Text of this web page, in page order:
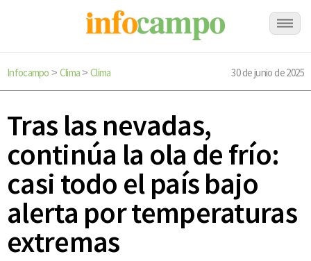
Infocampo > Clima>Clima 30 de junio de 2025
Tras las nevadas,
continúa la ola de frío:
casi todo el país bajo
alerta por temperaturas
extremas